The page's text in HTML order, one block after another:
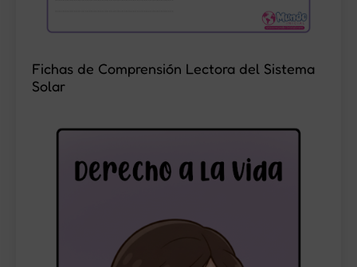
Fichas de Comprensión Lectora del Sistema
Solar